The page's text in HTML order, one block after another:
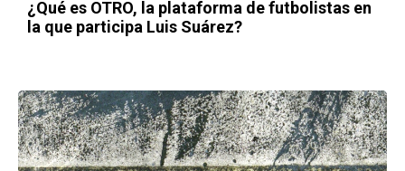
¿Qué es OTRO, la plataforma de futbolistas en
la que participa Luis Suárez?